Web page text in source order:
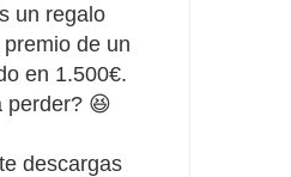
un regalo
de un
en 1.500€.
perder? 😆
descargas